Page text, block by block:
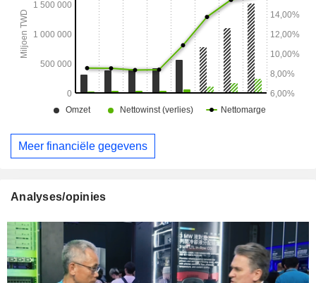
Meer financiële gegevens
Analyses/opinies